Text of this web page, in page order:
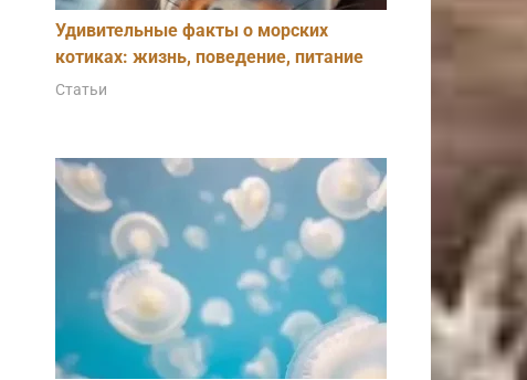
Удивительные факты о морских
котиках: жизнь, поведение, питание
Статьи